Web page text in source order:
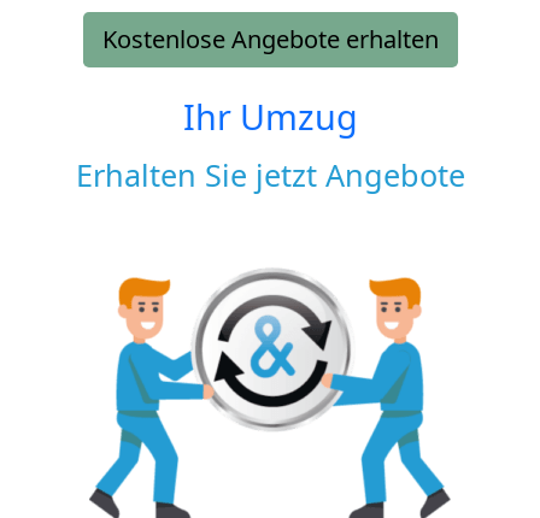
Kostenlose Angebote erhalten
Ihr Umzug
Erhalten Sie jetzt Angebote